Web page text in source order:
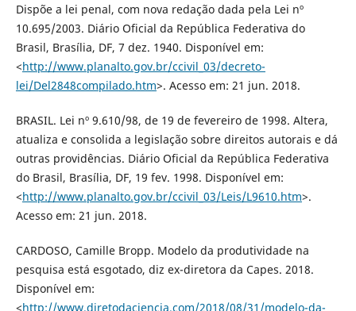
Dispõe a lei penal, com nova redação dada pela Lei nº
10.695/2003. Diário Oficial da República Federativa do
Brasil, Brasília, DF, 7 dez. 1940. Disponível em:
<http://www.planalto.gov.br/ccivil_03/decreto-
lei/Del2848compilado.htm>. Acesso em: 21 jun. 2018.
BRASIL. Lei nº 9.610/98, de 19 de fevereiro de 1998. Altera,
atualiza e consolida a legislação sobre direitos autorais e dá
outras providências. Diário Oficial da República Federativa
do Brasil, Brasília, DF, 19 fev. 1998. Disponível em:
<http://www.planalto.gov.br/ccivil_03/Leis/L9610.htm>.
Acesso em: 21 jun. 2018.
CARDOSO, Camille Bropp. Modelo da produtividade na
pesquisa está esgotado, diz ex-diretora da Capes. 2018.
Disponível em:
<http://www.diretodaciencia.com/2018/08/31/modelo-da-